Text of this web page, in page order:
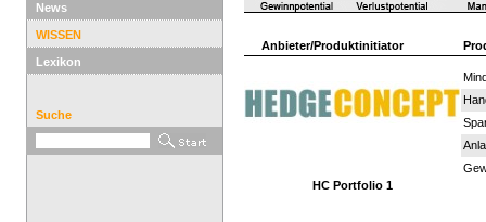
News
WISSEN
Lexikon
Suche
Anbieter/Produktinitiator
HC Portfolio 1